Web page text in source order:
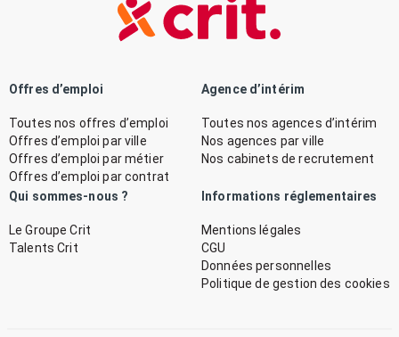
Offres d’emploi
Toutes nos offres d’emploi
Offres d’emploi par ville
Offres d’emploi par métier
Offres d’emploi par contrat
Agence d’intérim
Toutes nos agences d’intérim
Nos agences par ville
Nos cabinets de recrutement
Qui sommes-nous ?
Le Groupe Crit
Talents Crit
Informations réglementaires
Mentions légales
CGU
Données personnelles
Politique de gestion des cookies